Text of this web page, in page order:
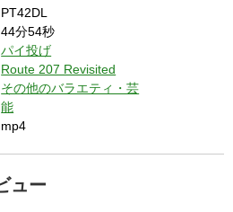
V
d
PT42DL
44分54秒
パイ投げ
Route 207 Revisited
その他のバラエティ・芸
能
mp4
ュー